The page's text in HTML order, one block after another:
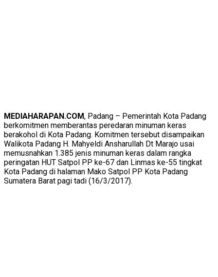
MEDIAHARAPAN.COM, Padang – Pemerintah Kota Padang
berkomitmen memberantas peredaran minuman keras
berakohol di Kota Padang. Komitmen tersebut disampaikan
Walikota Padang H. Mahyeldi Ansharullah Dt Marajo usai
memusnahkan 1.385 jenis minuman keras dalam rangka
peringatan HUT Satpol PP ke-67 dan Linmas ke-55 tingkat
Kota Padang di halaman Mako Satpol PP Kota Padang
Sumatera Barat pagi tadi (16/3/2017).